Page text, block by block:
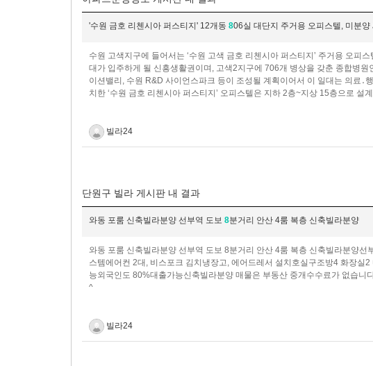
'수원 금호 리첸시아 퍼스티지' 12개동 806실 대단지 주거용 오피스텔, 미분양
수원 고색지구에 들어서는 ‘수원 고색 금호 리첸시아 퍼스티지’ 주거용 오피
대가 입주하게 될 신흥생활권이며, 고색2지구에 706개 병상을 갖춘 종합병
이션밸리, 수원 R&D 사이언스파크 등이 조성될 계획이어서 이 일대는 의료․
치한 ‘수원 금호 리첸시아 퍼스티지’ 오피스텔은 지하 2층~지상 15층으로 설
빌라24
단원구 빌라 게시판 내 결과
와동 포룸 신축빌라분양 선부역 도보 8분거리 안산 4룸 복층 신축빌라분양
와동 포룸 신축빌라분양 선부역 도보 8분거리 안산 4룸 복층 신축빌라분양
스템에어컨 2대, 비스포크 김치냉장고, 에어드레서 설치호실구조방4 화장
능외국인도 80%대출가능신축빌라분양 매물은 부동산 중개수수료가 없습
^
빌라24